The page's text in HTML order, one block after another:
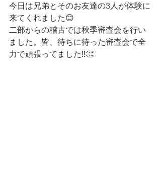
今日は兄弟とそのお友達の3人が体験に
来てくれました😊
二部からの稽古では秋季審査会を行い
ました。皆、待ちに待った審査会で全
力で頑張ってました‼️👏